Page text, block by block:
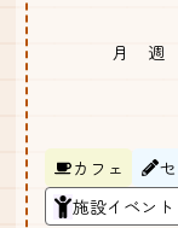
月 週
カ
テ
ゴ
カフェ
施設イベント